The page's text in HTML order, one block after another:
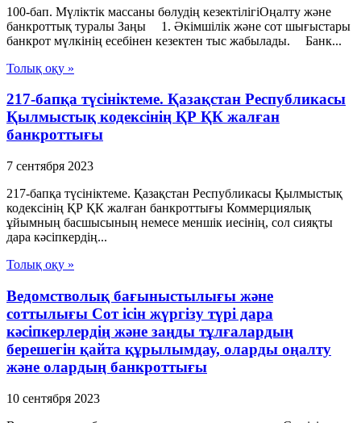
100-бап. Мүліктік массаны бөлудің кезектілігіОңалту және
банкроттық туралы Заңы 1. Әкiмшiлiк және сот шығыстары
банкрот мүлкiнің есебiнен кезектен тыс жабылады. Банк...
Толық оқу »
217-бапқа түсініктеме. Қазақстан Республикасы
Қылмыстық кодексінің ҚР ҚК жалған
банкроттығы
7 сентября 2023
217-бапқа түсініктеме. Қазақстан Республикасы Қылмыстық
кодексінің ҚР ҚК жалған банкроттығы Коммерциялық
ұйымның басшысының немесе меншік иесінің, сол сияқты
дара кәсіпкердің...
Толық оқу »
Ведомстволық бағыныстылығы және
соттылығы Сот ісін жүргізу түрі дара
кәсіпкерлердің және заңды тұлғалардың
берешегін қайта құрылымдау, оларды оңалту
және олардың банкроттығы
10 сентября 2023